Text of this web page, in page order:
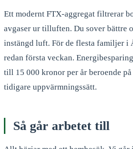
Ett modernt FTX-aggregat filtrerar
avgaser ur tilluften. Du sover bättre
instängd luft. För de flesta familjer i
redan första veckan.
till 15 000 kronor per år beroende
tidigare uppvärmningssätt.
Så går arbetet till